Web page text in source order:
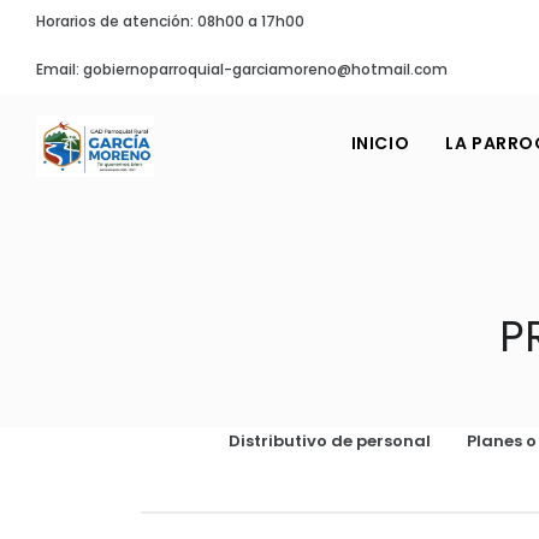
Horarios de atención: 08h00 a 17h00
Email: gobiernoparroquial-garciamoreno@hotmail.com
INICIO LA
Distributivo de personal Planes